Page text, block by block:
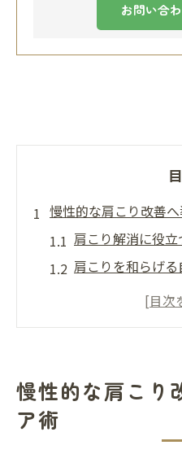
お問い合
慢性的な肩こり改善
肩こり解消に役
肩こりを和らげ
肩こり予防に必
慢性的な肩こり
ア術